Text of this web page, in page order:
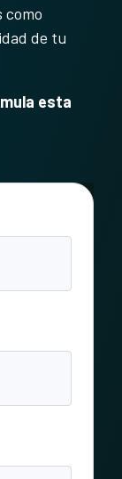
como
de tu
esta